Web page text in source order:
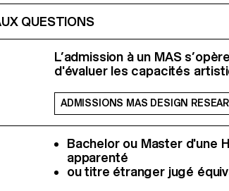
QUESTIONS
L’admission à un MAS
d'évaluer les capacités
ADMISSIONS MAS DESIGN
Bachelor ou Master d'une
apparenté
ou titre étranger jugé